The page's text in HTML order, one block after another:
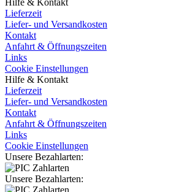
Hilfe & Kontakt
Lieferzeit
Liefer- und Versandkosten
Kontakt
Anfahrt & Öffnungszeiten
Links
Cookie Einstellungen
Hilfe & Kontakt
Lieferzeit
Liefer- und Versandkosten
Kontakt
Anfahrt & Öffnungszeiten
Links
Cookie Einstellungen
Unsere Bezahlarten:
Unsere Bezahlarten: